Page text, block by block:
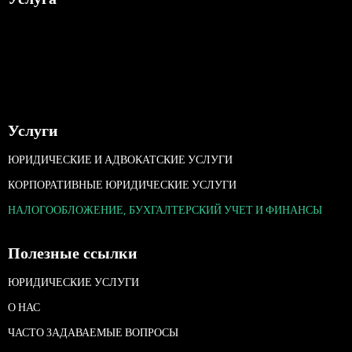
Услуги
ЮРИДИЧЕСКИЕ И АДВОКАТСКИЕ УСЛУГИ
КОРПОРАТИВНЫЕ ЮРИДИЧЕСКИЕ УСЛУГИ
НАЛОГООБЛОЖЕНИЕ, БУХГАЛТЕРСКИЙ УЧЕТ И ФИНАНСЫ
Полезные ссылки
ЮРИДИЧЕСКИЕ УСЛУГИ
О НАС
ЧАСТО ЗАДАВАЕМЫЕ ВОПРОСЫ